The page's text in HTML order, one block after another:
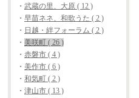
・ 武蔵の里、大原 ( 12 )
・ 早苗ネネ、和歌うた ( 2 )
・ 日越・絆フォーラム ( 2 )
・ 美咲町 ( 26 )
・ 赤磐市 ( 4 )
・ 美作市 ( 6 )
・ 和気町 ( 2 )
・ 津山市 ( 13 )